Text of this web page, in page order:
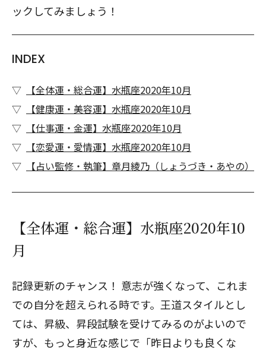
ックしてみましょう！
INDEX
【全体運・総合運】水瓶座2020年10月
【健康運・美容運】水瓶座2020年10月
【仕事運・金運】水瓶座2020年10月
【恋愛運・愛情運】水瓶座2020年10月
【占い監修・執筆】章月綾乃（しょうづき・あやの）
【全体運・総合運】水瓶座2020年10
月
記録更新のチャンス！ 意志が強くなって、これま
での自分を超えられる時です。王道スタイルとし
ては、昇級、昇段試験を受けてみるのがよいので
すが、もっと身近な感じで「昨日よりも良くな